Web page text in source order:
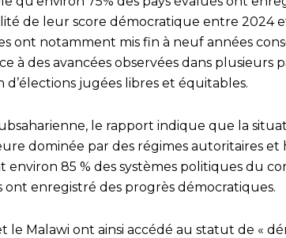
de leur score démocratique entre 2024
ont notamment mis fin à neuf années
à des avancées observées dans plusieurs
d’élections jugées libres et équitables.
le rapport indique que la
dominée par des régimes autoritaires et
environ 85 % des systèmes politiques du
ont enregistré des progrès démocratiques.
le Malawi ont ainsi accédé au statut de «